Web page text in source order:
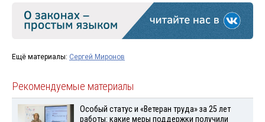
Ещё материалы: Сергей Миронов
Рекомендуемые материалы
Особый статус и «Ветеран труда» за 25 лет
работы: какие меры поддержки получили